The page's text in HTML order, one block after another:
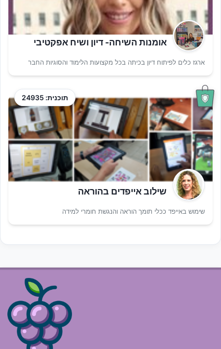
אומנות השיחה- דיון ושיח אפקטיבי
ארגז כלים לפיתוח דיון בכיתה בכל מקצועות הלימוד והסוגיות החבר
תוכנית: 24935
שילוב אייפדים בהוראה
שימוש באייפד ככלי תומך הוראה והנגשת חומרי למידה